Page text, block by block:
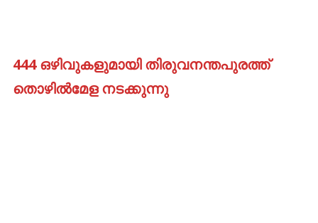
444 ഒഴിവുകളുമായി തിരുവനന്തപുരത്ത്
തൊഴിൽമേള നടക്കുന്നു